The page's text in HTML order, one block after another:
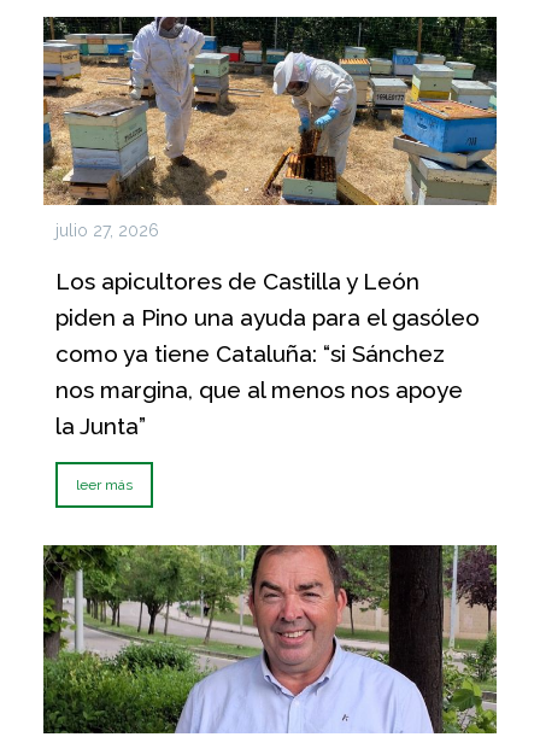
julio 27, 2026
Los apicultores de Castilla y León
piden a Pino una ayuda para el gasóleo
como ya tiene Cataluña: “si Sánchez
nos margina, que al menos nos apoye
la Junta”
leer más